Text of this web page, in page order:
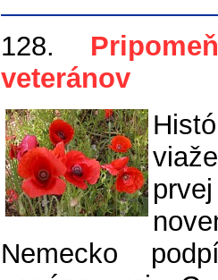
128.
veteránov
Nemecko